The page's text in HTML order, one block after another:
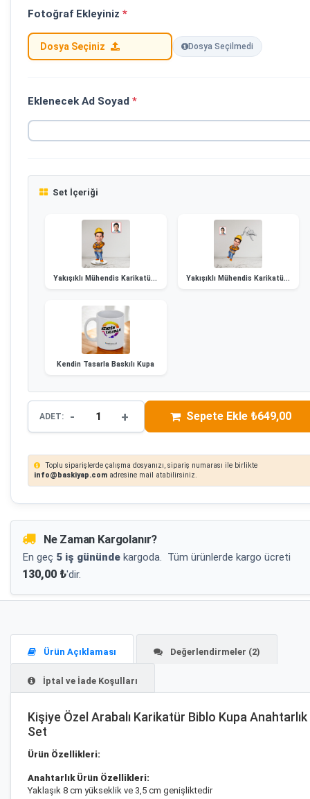
Fotoğraf Ekleyiniz *
Dosya Seçiniz Dosya Seçilmedi
Eklenecek Ad Soyad *
Set İçeriği
Yakışıklı Mühendis Karikatürlü Biblo Yakışıklı Mühendis Karikatürlü Biblo Anahtarlık
Kendin Tasarla Baskılı Kupa
ADET: - + Sepete Ekle ₺649,00
Toplu siparişlerde çalışma dosyanızı, sipariş numarası ile birlikte
info@baskiyap.com adresine mail atabilirsiniz.
Ne Zaman Kargolanır?
En geç 5 iş gününde kargoda. Tüm ürünlerde kargo ücreti
130,00 ₺'dir.
Ürün Açıklaması Değerlendirmeler (2)
İptal ve İade Koşulları
Kişiye Özel Arabalı Karikatür Biblo Kupa Anahtarlık
Set
Ürün Özellikleri:
Anahtarlık Ürün Özellikleri:
Yaklaşık 8 cm yükseklik ve 3,5 cm genişliktedir